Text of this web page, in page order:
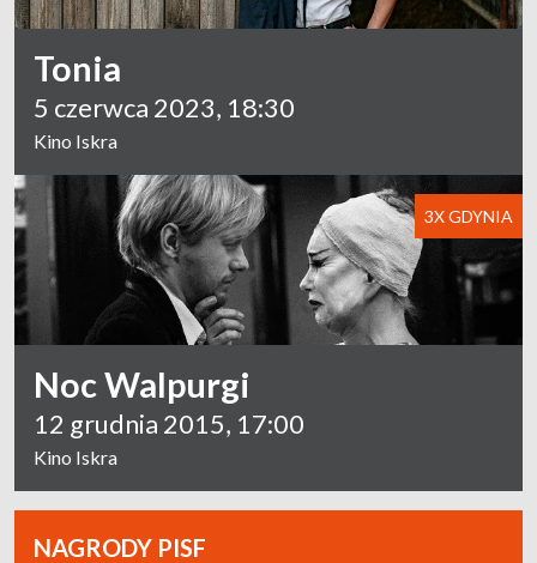
Tonia
5 czerwca 2023, 18:30
Kino Iskra
Noc Walpurgi
12 grudnia 2015, 17:00
Kino Iskra
3X GDYNIA
NAGRODY PISF